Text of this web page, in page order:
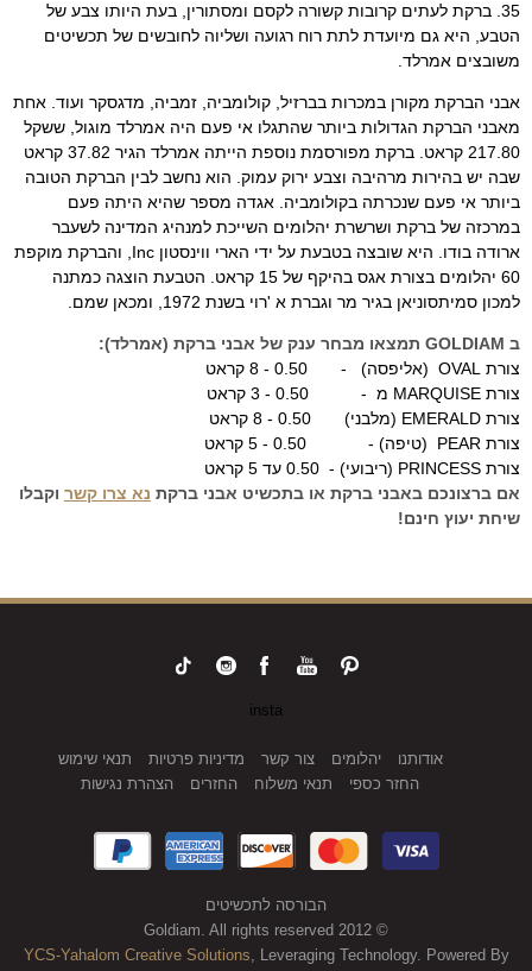
35. ברקת לעתים קרובות קשורה לקסם ומסתורין, בעת היותו צבע של
הטבע, היא גם מיועדת לתת רוח רגועה ושליוה לחובשים של תכשיטים
משובצים אמרלד.
אבני הברקת מקורן במכרות בברזיל, קולומביה, זמביה, מדגסקר ועוד. אחת
מאבני הברקת הגדולות ביותר שהתגלו אי פעם היה אמרלד מוגול, ששקל
217.80 קראט.
ברקת מפורסמת נוספת הייתה אמרלד הגיר 37.82 קראט
שבה יש בהירות מרהיבה וצבע ירוק עמוק. הוא נחשב לבין הברקת הטובה
ביותר אי פעם שנכרתה בקולומביה. אגדה מספר שהיא היתה פעם
במרכזה של ברקת ושרשרת יהלומים השייכת למנהיג המדינה לשעבר
ארודה בודו.
היא שובצה בטבעת על ידי הארי ווינסטון Inc, והברקת מוקפת
60 יהלומים בצורת אגס בהיקף של 15 קראט.
הטבעת הוצגה כמתנה
למכון סמיתסוניאן בגיר מר וגברת א 'רוי בשנת 1972, ומכאן שמם.
ב GOLDIAM תמצאו מבחר ענק של אבני ברקת (אמרלד):
צורת OVAL (אליפסה) - 0.50 - 8 קראט
צורת MARQUISE מ - 0.50 - 3 קראט
צורת EMERALD (מלבני) 0.50 - 8 קראט
צורת PEAR (טיפה) - 0.50 - 5 קראט
צורת PRINCESS (ריבועי) - 0.50 עד 5 קראט
אם ברצונכם באבני ברקת או בתכשיט אבני ברקת נא צרו קשר וקבלו
שיחת יעוץ חינם!
insta
אודותנו יהלומים צור קשר מדיניות פרטיות
תנאי שימוש
החזר כספי
תנאי משלוח החזרים הצהרת נגישות
הבורסה לתכשיטים
© 2012 Goldiam. All rights reserved
YCS-Yahalom Creative Solutions, Leveraging Technology. Powered By